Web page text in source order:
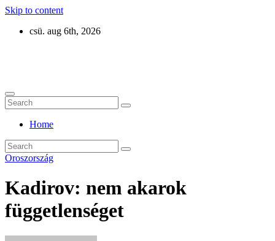
Skip to content
csü. aug 6th, 2026
Home
Oroszország
Kadirov: nem akarok
függetlenséget